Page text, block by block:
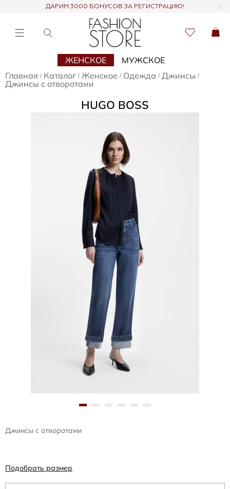
ДАРИМ 3000 БОНУСОВ ЗА РЕГИСТРАЦИЮ!
ЖЕНСКОЕ
МУЖСКОЕ
Главная / Каталог / Женское / Одежда / Джинсы /
Джинсы с отворотами
HUGO BOSS
Джинсы с отворотами
Подобрать размер